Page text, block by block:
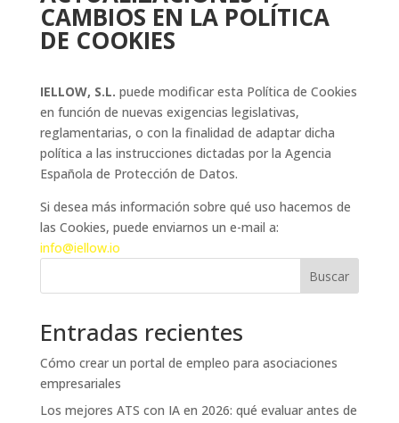
CAMBIOS EN LA POLÍTICA
DE COOKIES
IELLOW, S.L. puede modificar esta Política de Cookies
en función de nuevas exigencias legislativas,
reglamentarias, o con la finalidad de adaptar dicha
política a las instrucciones dictadas por la Agencia
Española de Protección de Datos.
Si desea más información sobre qué uso hacemos de
las Cookies, puede enviarnos un e-mail a:
info@iellow.io
Buscar
Entradas recientes
Cómo crear un portal de empleo para asociaciones
empresariales
Los mejores ATS con IA en 2026: qué evaluar antes de